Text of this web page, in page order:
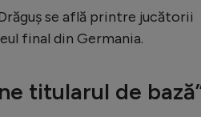
se află printre jucătorii
final din Germania.
titularul de